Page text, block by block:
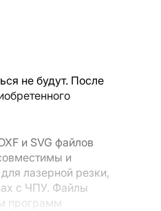
не будут. После
и SVG файлов
и
лазерной резки,
с ЧПУ. Файлы
программ